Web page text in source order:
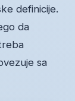
definicije.
da
sa